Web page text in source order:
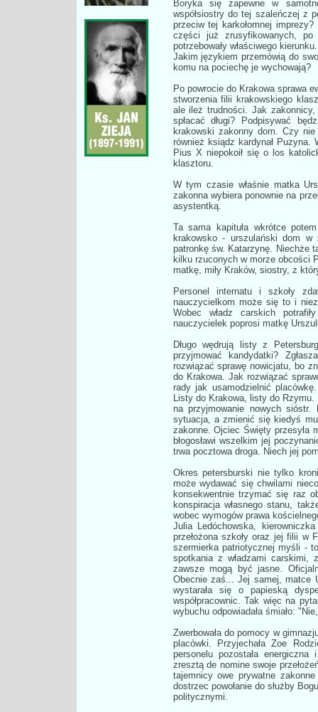
Boryka się zapewne w
współsiostry do tej szaleńczej z
przeciw tej karkołomnej
części już zrusyfikowanych, po
potrzebowały właściwego
Jakim językiem przemówią do
komu na pociechę je wychowają?
Po powrocie do Krakowa sprawa
stworzenia filii krakowskiego
ale ileż trudności. Jak zakonnicy,
spłacać długi? Podpisywać
krakowski zakonny dom. Czy
również ksiądz kardynał
Pius X niepokoił się o los
klasztoru.
W tym czasie właśnie matka
zakonna wybiera ponownie na
asystentką.
Ta sama kapituła wkrótce
krakowsko - urszulański dom w
patronkę św. Katarzynę. Niechże
kilku rzuconych w morze obcości
matkę, miły Kraków, siostry, z
Personel internatu i szkoły
nauczycielkom może się to i
Wobec władz carskich
nauczycielek poprosi matkę
Długo wędrują listy z
przyjmować kandydatki?
rozwiązać sprawę nowicjatu, bo
do Krakowa. Jak rozwiązać
rady jak usamodzielnić
Listy do Krakowa, listy do Rzymu.
na przyjmowanie nowych
sytuacja, a zmienić się kiedyś
zakonne. Ojciec Święty przesyła
błogosławi wszelkim jej
trwa pocztowa droga. Niech jej
Okres petersburski nie tylko
może wydawać się chwilami
konsekwentnie trzymać się raz
konspiracja własnego stanu,
wobec wymogów prawa
Julia Ledóchowska,
przełożona szkoły oraz jej filii w
szermierka patriotycznej myśli -
spotkania z władzami carskimi,
zawsze mogą być jasne.
Obecnie zaś... Jej samej, matce
wystarała się o papieską
współpracownic. Tak więc na
wybuchu odpowiadała śmiało:
Zwerbowała do pomocy w
placówki. Przyjechała Zoe
personelu pozostała energiczna
zresztą de nomine swoje
tajemnicy owe prywatne
dostrzec powołanie do służby
politycznymi.